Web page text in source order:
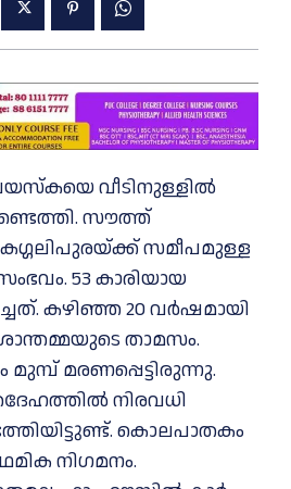
വീടിനുള്ളിൽ
സൗത്ത്
സമീപമുള്ള
53 കാരിയായ
കഴിഞ്ഞ 20 വർഷമായി
താമസം.
മുമ്പ് മരണപ്പെട്ടിരുന്നു.
നിരവധി
കൊലപാതകം
നിഗമനം.